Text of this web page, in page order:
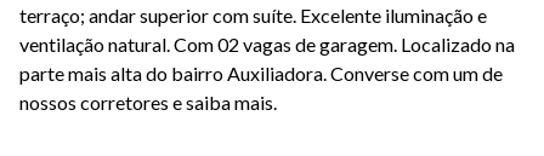
terraço; andar superior com suíte. Excelente iluminação e
ventilação natural. Com 02 vagas de garagem. Localizado na
parte mais alta do bairro Auxiliadora. Converse com um de
nossos corretores e saiba mais.